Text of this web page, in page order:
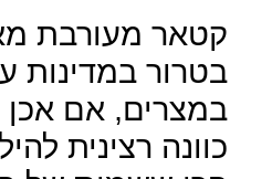
קטאר מעורבת
בטרור במדינות
במצרים, אם אכן
כוונה רצינית